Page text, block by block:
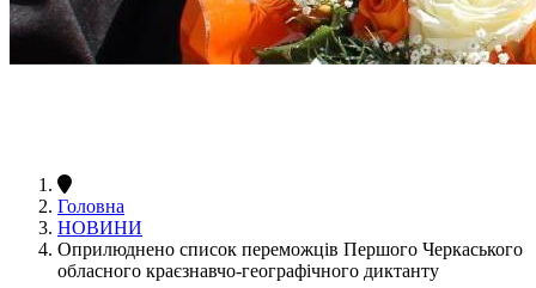
Головна
НОВИНИ
Оприлюднено список переможців Першого Черкаського
обласного краєзнавчо-географічного диктанту